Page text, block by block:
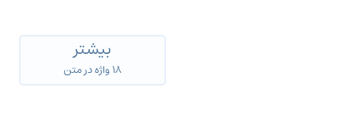
بیشتر
۱۸ واژه در متن